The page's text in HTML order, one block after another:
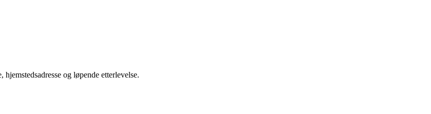
og løpende etterlevelse.